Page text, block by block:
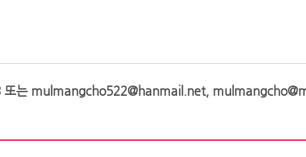
또는 mulmangcho522@hanmail.net,